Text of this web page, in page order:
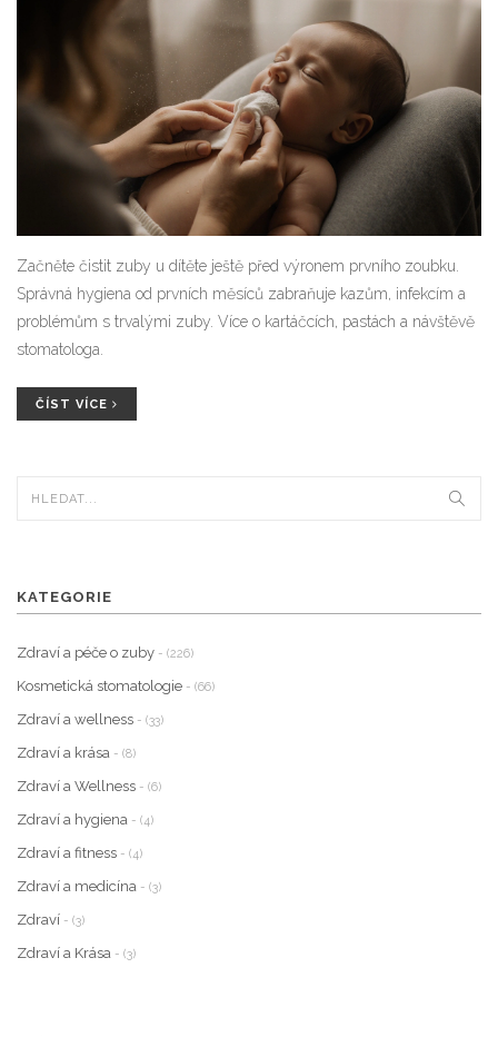
Začněte čistit zuby u dítěte ještě před výronem prvního zoubku.
Správná hygiena od prvních měsíců zabraňuje kazům, infekcím a
problémům s trvalými zuby. Více o kartáčcích, pastách a návštěvě
stomatologa.
ČÍST VÍCE
KATEGORIE
Zdraví a péče o zuby - (226)
Kosmetická stomatologie - (66)
Zdraví a wellness - (33)
Zdraví a krása - (8)
Zdraví a Wellness - (6)
Zdraví a hygiena - (4)
Zdraví a fitness - (4)
Zdraví a medicína - (3)
Zdraví - (3)
Zdraví a Krása - (3)